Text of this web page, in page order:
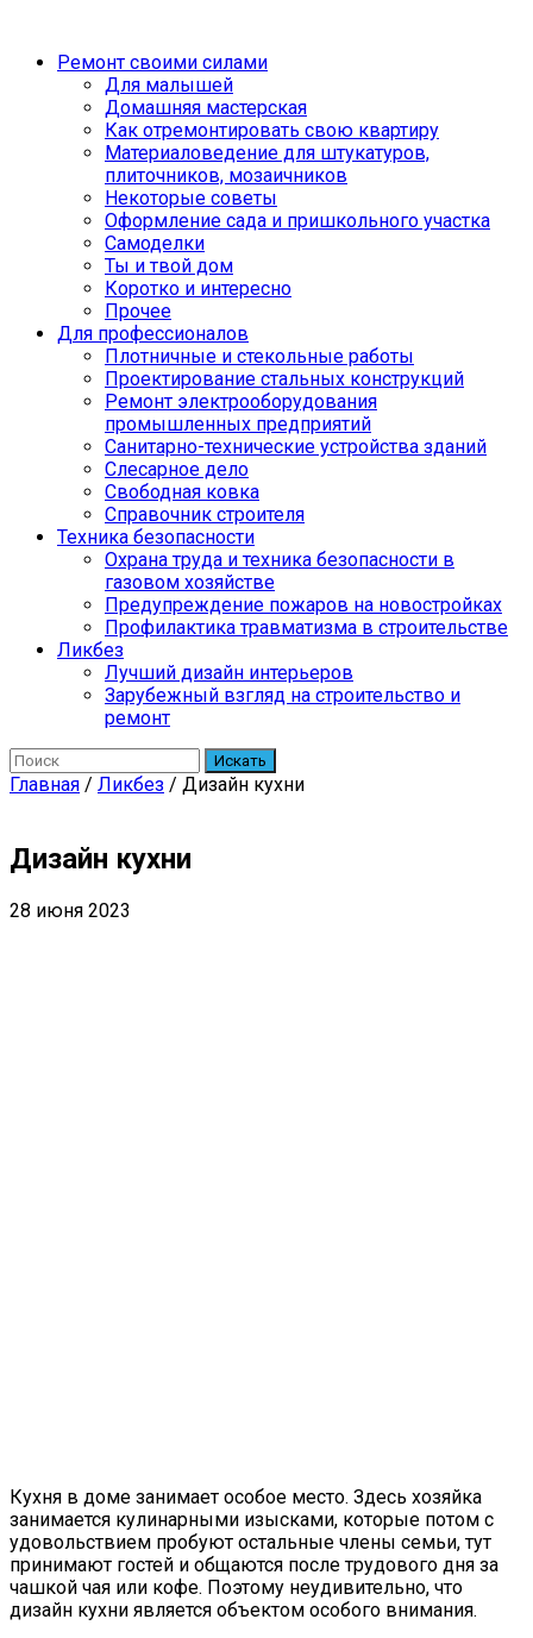
Ремонт своими силами
Для малышей
Домашняя мастерская
Как отремонтировать свою квартиру
Материаловедение для штукатуров,
плиточников, мозаичников
Некоторые советы
Оформление сада и пришкольного участка
Самоделки
Ты и твой дом
Коротко и интересно
Прочее
Для профессионалов
Плотничные и стекольные работы
Проектирование стальных конструкций
Ремонт электрооборудования
промышленных предприятий
Санитарно-технические устройства зданий
Слесарное дело
Свободная ковка
Справочник строителя
Техника безопасности
Охрана труда и техника безопасности в
газовом хозяйстве
Предупреждение пожаров на новостройках
Профилактика травматизма в строительстве
Ликбез
Лучший дизайн интерьеров
Зарубежный взгляд на строительство и
ремонт
Искать
Главная / Ликбез / Дизайн кухни
Дизайн кухни
28 июня 2023
Кухня в доме занимает особое место. Здесь хозяйка
занимается кулинарными изысками, которые потом с
удовольствием пробуют остальные члены семьи, тут
принимают гостей и общаются после трудового дня за
чашкой чая или кофе. Поэтому неудивительно, что
дизайн кухни является объектом особого внимания.